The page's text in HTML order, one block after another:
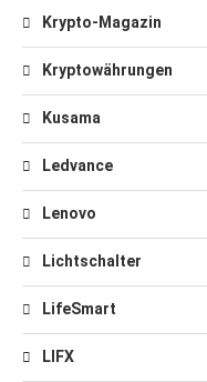
Krypto-Magazin
Kryptowährungen
Kusama
Ledvance
Lenovo
Lichtschalter
LifeSmart
LIFX